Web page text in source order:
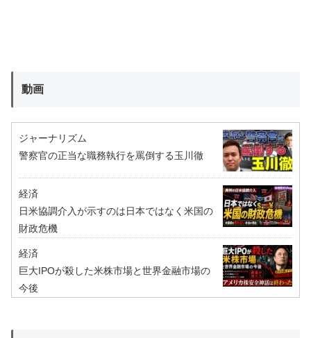
動画
ジャーナリズム
警察官の正当な職務執行を罵倒する玉川徹
経済
日米協調介入が示すのは日本ではなく米国の
財政危機
経済
巨大IPOが殺した米株市場と世界金融市場の
今後